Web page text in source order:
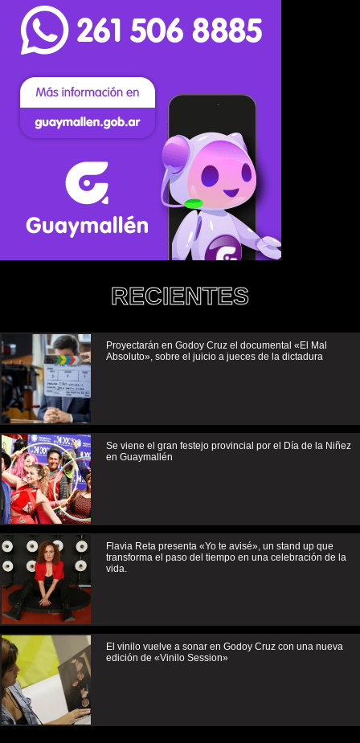
RECIENTES
Proyectarán en Godoy Cruz el documental «El Mal
Absoluto», sobre el juicio a jueces de la dictadura
Se viene el gran festejo provincial por el Día de la Niñez
en Guaymallén
Flavia Reta presenta «Yo te avisé», un stand up que
transforma el paso del tiempo en una celebración de la
vida.
El vinilo vuelve a sonar en Godoy Cruz con una nueva
edición de «Vinilo Session»